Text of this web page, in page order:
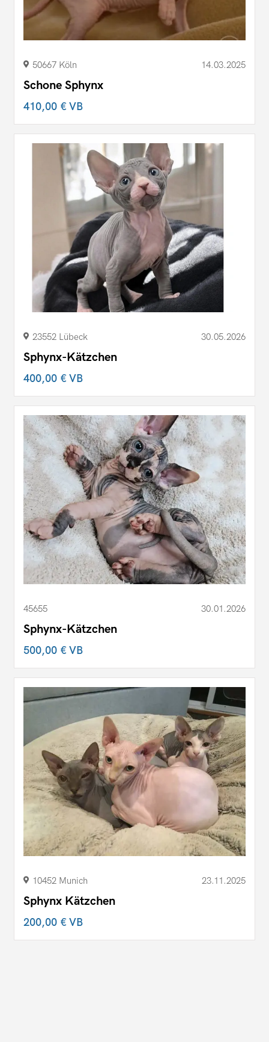
50667 Köln 14.03.2025
Schone Sphynx
410,00 €VB
23552 Lübeck 30.05.2026
Sphynx-Kätzchen
400,00 €VB
45655 30.01.2026
Sphynx-Kätzchen
500,00 €VB
10452 Munich 23.11.2025
Sphynx Kätzchen
200,00 €VB